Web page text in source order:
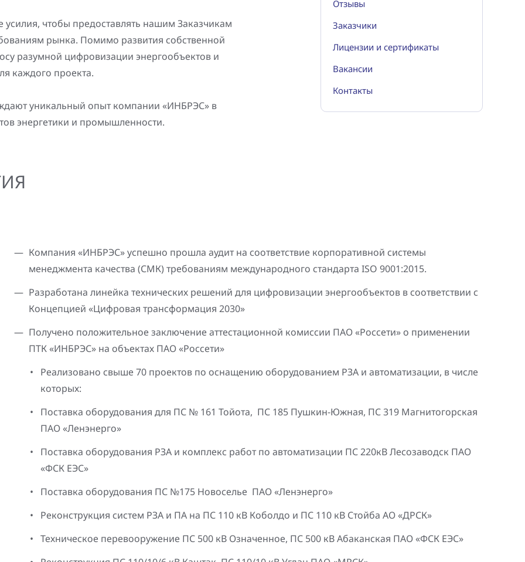
чтобы предоставлять нашим Заказчикам
рынка. Помимо развития собственной
разумной цифровизации энергообъектов и
каждого проекта.
уникальный опыт компании «ИНБРЭС» в
энергетики и промышленности.
Отзывы
Заказчики
Лицензии и сертификаты
Вакансии
Контакты
Компания «ИНБРЭС» успешно прошла аудит на соответствие корпоративной системы
менеджмента качества (СМК) требованиям международного стандарта ISO 9001:2015.
Разработана линейка технических решений для цифровизации энергообъектов в соответствии с
Концепцией «Цифровая трансформация 2030»
Получено положительное заключение аттестационной комиссии ПАО «Россети» о применении
ПТК «ИНБРЭС» на объектах ПАО «Россети»
Реализовано свыше 70 проектов по оснащению оборудованием РЗА и автоматизации, в числе
которых:
Поставка оборудования для ПС № 161 Тойота, ПС 185 Пушкин-Южная, ПС 319 Магнитогорская
ПАО «Ленэнерго»
Поставка оборудования РЗА и комплекс работ по автоматизации ПС 220кВ Лесозаводск ПАО
«ФСК ЕЭС»
Поставка оборудования ПС №175 Новоселье ПАО «Ленэнерго»
Реконструкция систем РЗА и ПА на ПС 110 кВ Коболдо и ПС 110 кВ Стойба АО «ДРСК»
Техническое перевооружение ПС 500 кВ Означенное, ПС 500 кВ Абаканская ПАО «ФСК ЕЭС»